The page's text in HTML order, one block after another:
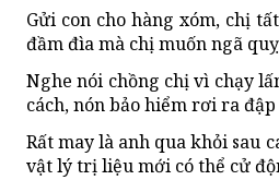
Gửi con cho hàng xóm, chị
đầm đìa mà chị muốn ngã
Nghe nói chồng chị vì chạy
cách, nón bảo hiểm rơi ra
Rất may là anh qua khỏi sau
vật lý trị liệu mới có thể cử